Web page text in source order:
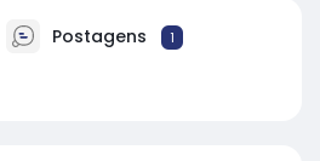
Postagens 1